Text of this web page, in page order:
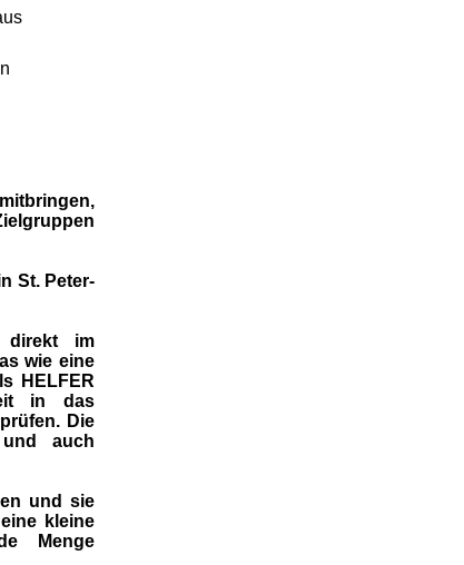
St. Peter-
direkt im
wie eine
HELFER
in das
Die
und auch
und sie
kleine
Menge